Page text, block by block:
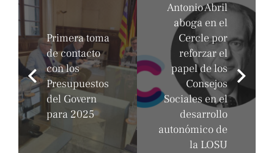
Primera toma
de contacto
con los
Presupuestos
del Govern
para 2025
Antonio Abril
aboga en el
Cercle por
reforzar el
papel de los
Consejos
Sociales en el
desarrollo
autonómico de
la LOSU